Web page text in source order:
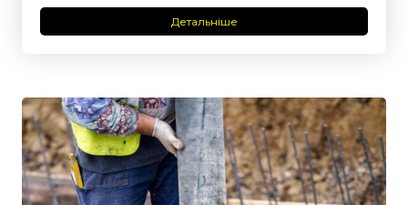
Детальніше